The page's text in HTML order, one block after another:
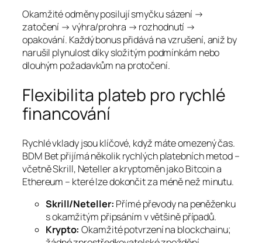
Okamžité odměny posilují smyčku sázení →
zatočení → výhra/prohra → rozhodnutí →
opakování. Každý bonus přidává na vzrušení, aniž by
narušil plynulost díky složitým podmínkám nebo
dlouhým požadavkům na protočení.
Flexibilita plateb pro rychlé
financování
Rychlé vklady jsou klíčové, když máte omezený čas.
BDM Bet přijímá několik rychlých platebních metod –
včetně Skrill, Neteller a kryptoměn jako Bitcoin a
Ethereum – které lze dokončit za méně než minutu.
Skrill/Neteller: Přímé převody na peněženku
s okamžitým připsáním v většině případů.
Krypto: Okamžité potvrzení na blockchainu;